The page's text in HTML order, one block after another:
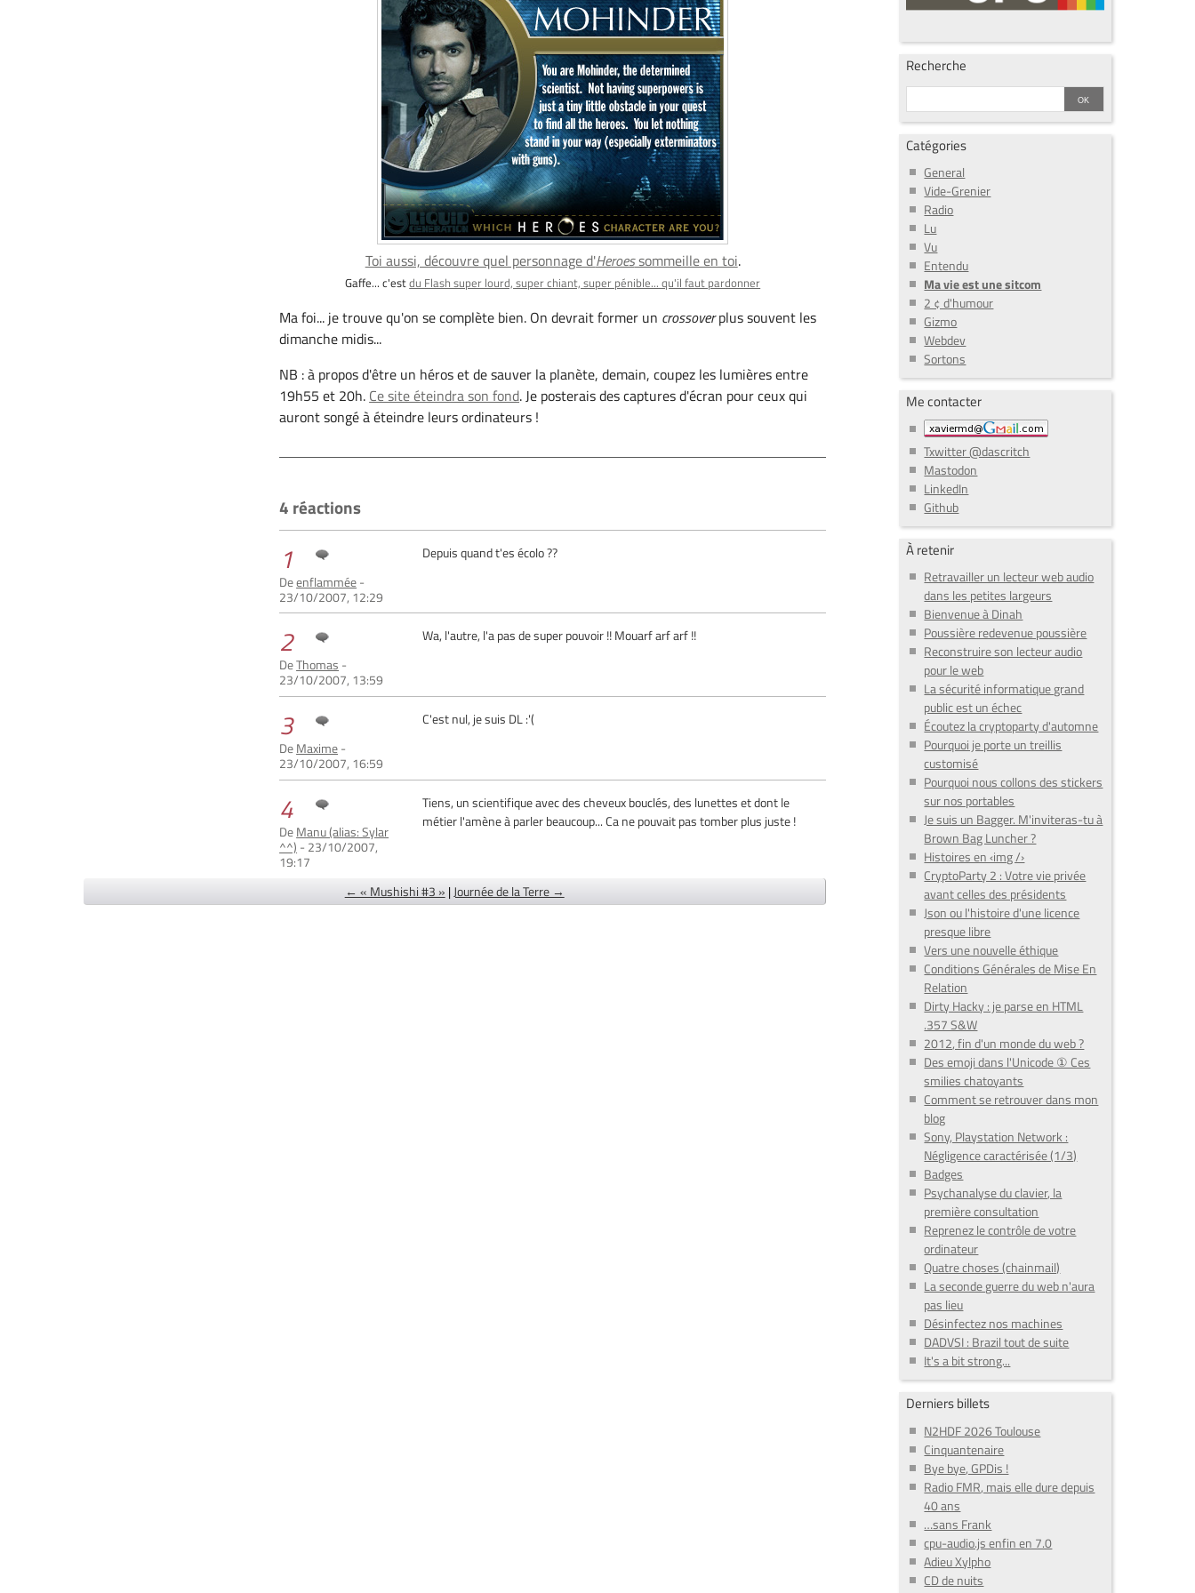
Toi aussi, découvre quel personnage d'Heroessommeille en toi.
Gaffe... c'estdu Flash super lourd, super chiant, super pénible... qu'il faut pardonner
Ma foi... je trouve qu'on se complète bien. On devrait former un crossoverplus souvent les
dimanche midis...
NB : à propos d'être un héros et de sauver la planète, demain, coupez les lumières entre
19h55 et 20h. Ce site éteindra son fond. Je posterais des captures d'écran pour ceux qui
auront songé à éteindre leurs ordinateurs !
4 réactions
1
Deenflammée-
23/10/2007, 12:29
Depuis quand t'es écolo ??
2
DeThomas -
23/10/2007, 13:59
Wa, l'autre, l'a pas de super pouvoir !! Mouarf arf arf !!
3
DeMaxime-
23/10/2007, 16:59
C'est nul, je suis DL :'(
4
DeManu (alias: Sylar
^^) - 23/10/2007,
19:17
Tiens, un scientifique avec des cheveux bouclés, des lunettes et dont le
métier l'amène à parler beaucoup... Ca ne pouvait pas tomber plus juste !
← « Mushishi #3 » | Journée de la Terre →
Recherche
Catégories
General
Vide-Grenier
Radio
Lu
Vu
Entendu
Ma vie est une sitcom
2 ¢ d'humour
Gizmo
Webdev
Sortons
Me contacter
Txwitter @dascritch
Mastodon
LinkedIn
Github
À retenir
Retravailler un lecteur web audio
dans les petites largeurs
Bienvenue à Dinah
Poussière redevenue poussière
Reconstruire son lecteur audio
pour le web
La sécurité informatique grand
public est un échec
Écoutez la cryptoparty d'automne
Pourquoi je porte un treillis
customisé
Pourquoi nous collons des stickers
sur nos portables
Je suis un Bagger. M'inviteras-tu à
Brown Bag Luncher ?
Histoires en ‹img /›
CryptoParty 2 : Votre vie privée
avant celles des présidents
Json ou l'histoire d'une licence
presque libre
Vers une nouvelle éthique
Conditions Générales de Mise En
Relation
Dirty Hacky : je parse en HTML
.357 S&W
2012, fin d'un monde du web ?
Des emoji dans l'Unicode ① Ces
smilies chatoyants
Comment se retrouver dans mon
blog
Sony, Playstation Network :
Négligence caractérisée (1/3)
Badges
Psychanalyse du clavier, la
première consultation
Reprenez le contrôle de votre
ordinateur
Quatre choses (chainmail)
La seconde guerre du web n'aura
pas lieu
Désinfectez nos machines
DADVSI : Brazil tout de suite
It's a bit strong...
Derniers billets
N2HDF 2026 Toulouse
Cinquantenaire
Bye bye, GPDis !
Radio FMR, mais elle dure depuis
40 ans
…sans Frank
cpu-audio.js enfin en 7.0
Adieu Xylpho
CD de nuits